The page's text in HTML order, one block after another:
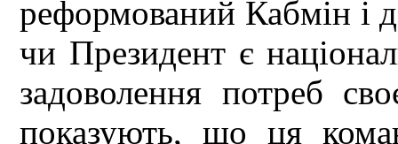
реформований Кабмін і
чи Президент є
задоволення потреб
показують, що ця